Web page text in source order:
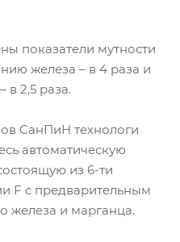
показатели мутности
железа – в 4 раза и
2,5 раза.
СанПиН технологи
автоматическую
из 6-ти
F с предварительным
железа и марганца.